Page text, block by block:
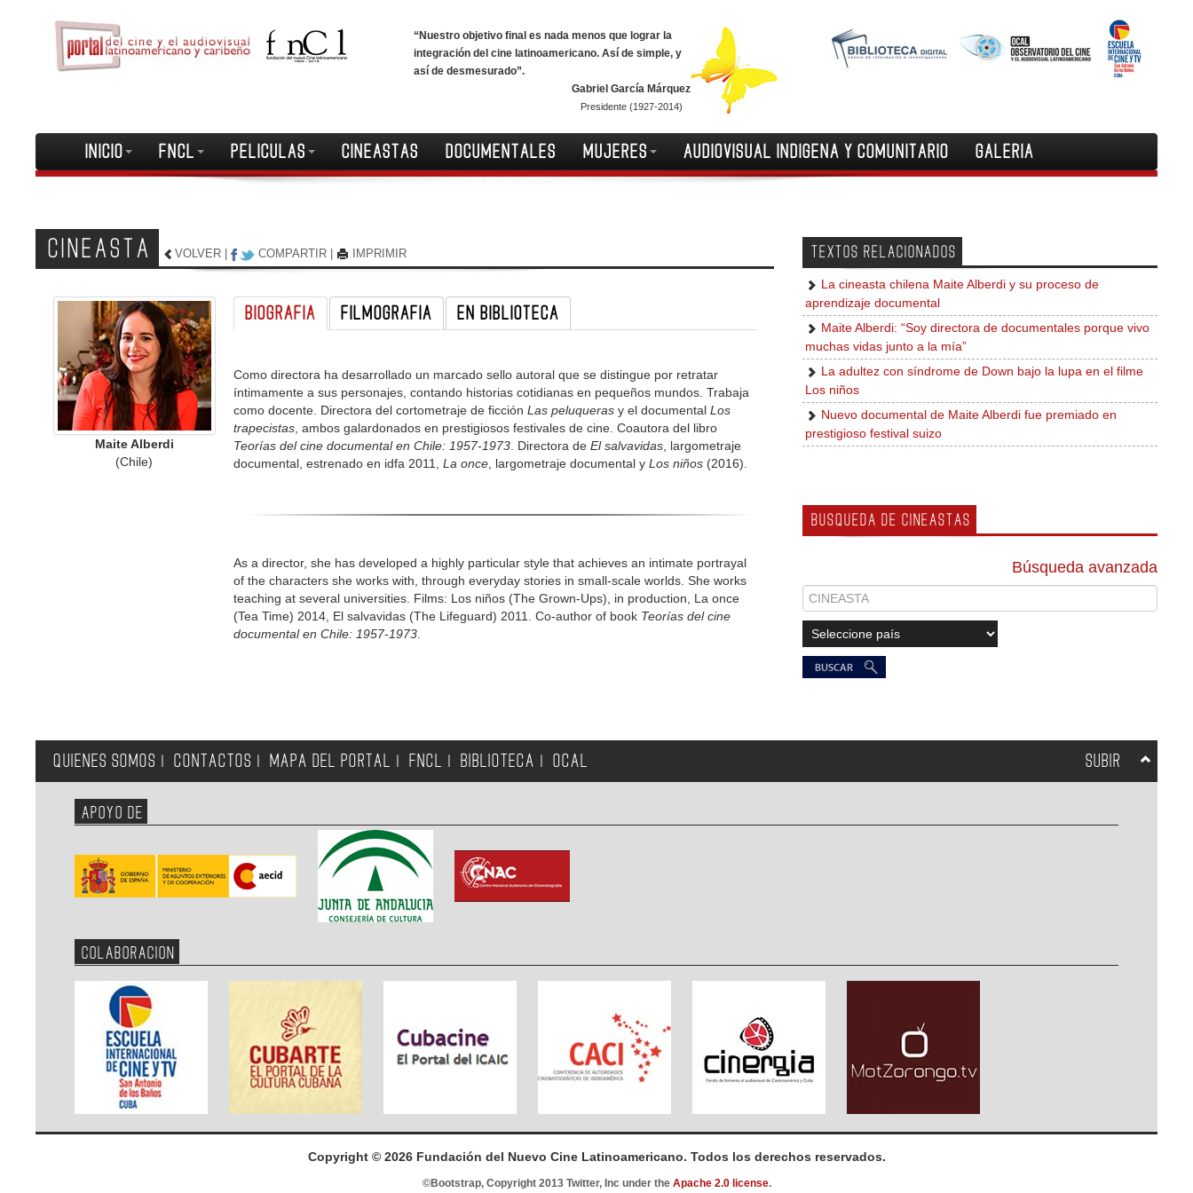
“Nuestro objetivo final es nada menos que lograr la
integración del cine latinoamericano. Así de simple, y
así de desmesurado”.
Gabriel García Márquez
Presidente (1927-2014)
INICIO FNCL PELICULAS CINEASTAS DOCUMENTALES MUJERES AUDIOVISUAL INDIGENA Y COMUNITARIO GALERIA
CINEASTA VOLVER COMPARTIR IMPRIMIR
Maite Alberdi
(Chile)
BIOGRAFIA FILMOGRAFIA EN BIBLIOTECA
Como directora ha desarrollado un marcado sello autoral que se distingue por retratar
íntimamente a sus personajes, contando historias cotidianas en pequeños mundos. Trabaja
como docente. Directora del cortometraje de ficciónLas peluqueras y el documentalLos
trapecistas , ambos galardonados en prestigiosos festivales de cine. Coautora del libro
Teorías del cine documental en Chile: 1957-1973 . Directora deEl salvavidas , largometraje
documental, estrenado en idfa 2011,La once , largometraje documental yLos niños (2016).
As a director, she has developed a highly particular style that achieves an intimate portrayal
of the characters she works with, through everyday stories in small-scale worlds. She works
teaching at several universities. Films: Los niños (The Grown-Ups), in production, La once
(Tea Time) 2014, El salvavidas (The Lifeguard) 2011. Co-author of book Teorías del cine
documental en Chile: 1957-1973
TEXTOS RELACIONADOS
La cineasta chilena Maite Alberdi y su proceso de
aprendizaje documental
Maite Alberdi: “Soy directora de documentales porque vivo
muchas vidas junto a la mía”
La adultez con síndrome de Down bajo la lupa en el filme
Los niños
Nuevo documental de Maite Alberdi fue premiado en
prestigioso festival suizo
BUSQUEDA DE CINEASTAS
Búsqueda avanzada
QUIENES SOMOS CONTACTOS MAPA DEL PORTAL FNCL BIBLIOTECA OCAL SUBIR
APOYO DE
COLABORACION
Copyright © 2026 Fundación del Nuevo Cine Latinoamericano. Todos los derechos reservados.
©Bootstrap, Copyright 2013 Twitter, Inc under the Apache 2.0 license.